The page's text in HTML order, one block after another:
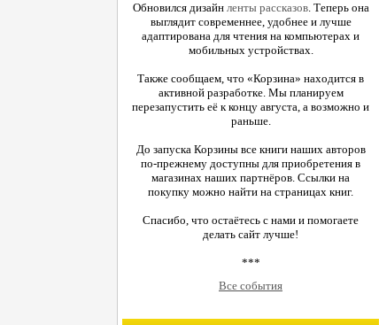
Обновился дизайн ленты рассказов. Теперь она
выглядит современнее, удобнее и лучше
адаптирована для чтения на компьютерах и
мобильных устройствах.
Также сообщаем, что «Корзина» находится в
активной разработке. Мы планируем
перезапустить её к концу августа, а возможно и
раньше.
До запуска Корзины все книги наших авторов
по-прежнему доступны для приобретения в
магазинах наших партнёров. Ссылки на
покупку можно найти на страницах книг.
Спасибо, что остаётесь с нами и помогаете
делать сайт лучше!
***
Все события